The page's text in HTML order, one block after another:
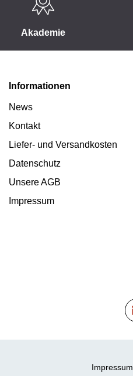
Akademie
Informationen
News
Kontakt
Liefer- und Versandkosten
Datenschutz
Unsere AGB
Impressum
Impressum